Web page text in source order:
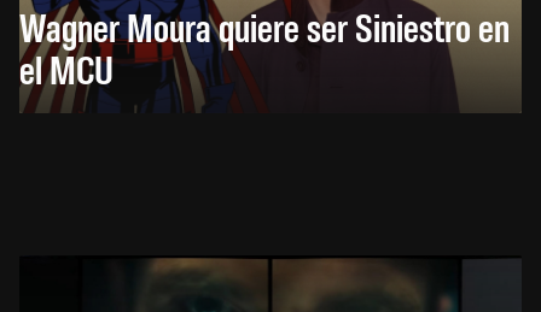
Wagner Moura quiere ser Siniestro en
el MCU